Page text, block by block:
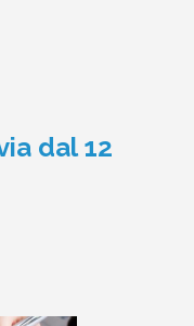
dal 12